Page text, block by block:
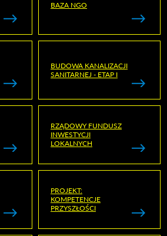
BAZA NGO
BUDOWA KANALIZACJI
SANITARNEJ - ETAP I
RZĄDOWY FUNDUSZ
INWESTYCJI
LOKALNYCH
PROJEKT:
KOMPETENCJE
PRZYSZŁOŚCI